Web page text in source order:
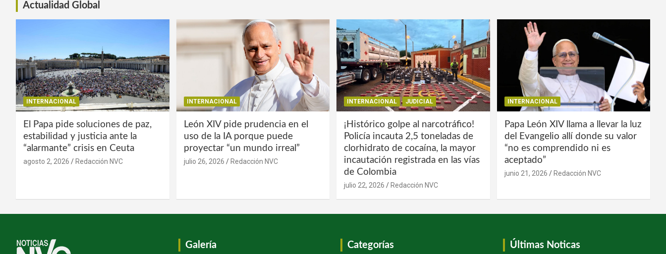
Actualidad Global
INTERNACIONAL
El Papa pide soluciones de paz,
estabilidad y justicia ante la
“alarmante” crisis en Ceuta
agosto 2, 2026 Redacción NVC
INTERNACIONAL
León XIV pide prudencia en el
uso de la IA porque puede
proyectar “un mundo irreal”
julio 26, 2026 Redacción NVC
INTERNACIONAL JUDICIAL
¡Histórico golpe al narcotráfico!
Policía incauta 2,5 toneladas de
clorhidrato de cocaína, la mayor
incautación registrada en las vías
de Colombia
julio 22, 2026 Redacción NVC
INTERNACIONAL
Papa León XIV llama a llevar la luz
del Evangelio allí donde su valor
“no es comprendido ni es
aceptado”
junio 21, 2026 Redacción NVC
Galería Categorías Últimas Noticas